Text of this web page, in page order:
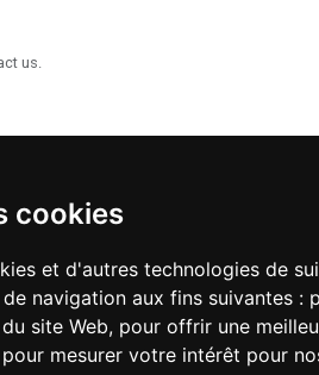
cookies
et d'autres technologies de
navigation aux fins suivantes :
site Web, pour offrir une
pour mesurer votre intérêt pour
us.
AU PANIER